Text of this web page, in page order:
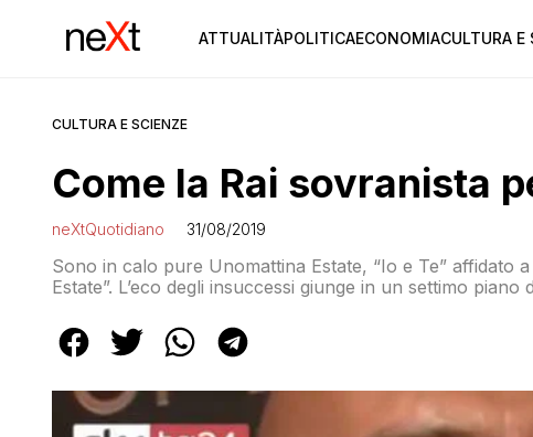
ATTUALITÀPOLITICAECONOMIACULTURA E
CULTURA E SCIENZE
Come la Rai sovranista
neXtQuotidiano 31/08/2019
Sono in calo pure Unomattina Estate, “Io e Te” affidato
Estate”. L’eco degli insuccessi giunge in un settimo